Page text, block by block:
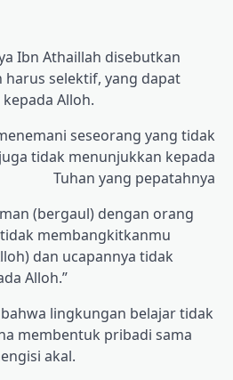
Ibn Athaillah disebutkan
selektif, yang dapat
Alloh.
seseorang yang tidak
tidak menunjukkan kepada
Tuhan yang pepatahnya
(bergaul) dengan orang
membangkitkanmu
dan ucapannya tidak
Alloh.”
lingkungan belajar tidak
membentuk pribadi sama
akal.